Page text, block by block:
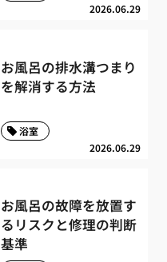
2026.06.29
お風呂の排水溝つまり
を解消する方法
2026.06.29
浴室
お風呂の故障を放置す
るリスクと修理の判断
基準